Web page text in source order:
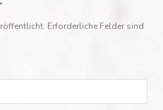
Erforderliche Felder sind